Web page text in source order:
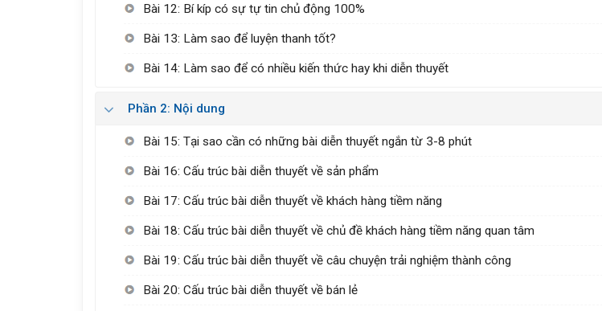
Bài 12: Bí kíp có sự tự tin chủ động 100%
Bài 13: Làm sao để luyện thanh tốt?
Bài 14: Làm sao để có nhiều kiến thức hay khi diễn thuyết
Phần 2: Nội dung
Bài 15: Tại sao cần có những bài diễn thuyết ngắn từ 3-8 phút
Bài 16: Cấu trúc bài diễn thuyết về sản phẩm
Bài 17: Cấu trúc bài diễn thuyết về khách hàng tiềm năng
Bài 18: Cấu trúc bài diễn thuyết về chủ đề khách hàng tiềm năng quan tâm
Bài 19: Cấu trúc bài diễn thuyết về câu chuyện trải nghiệm thành công
Bài 20: Cấu trúc bài diễn thuyết về bán lẻ